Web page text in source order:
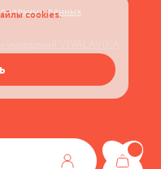
данных
cookies.